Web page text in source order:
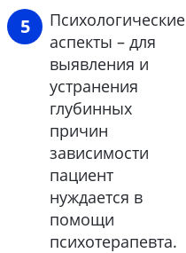
Психологические
аспекты – для
выявления и
устранения
глубинных
причин
зависимости
пациент
нуждается в
помощи
психотерапевта.